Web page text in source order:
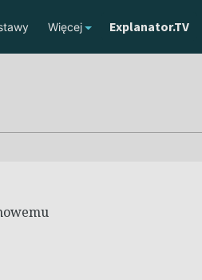
Więcej Explanator.TV